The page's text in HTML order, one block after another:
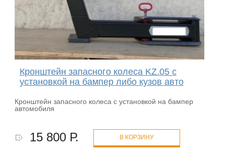
Кронштейн запасного колеса KZ.05 с
установкой на бампер либо кузов авто
Кронштейн запасного колеса с установкой на бампер
автомобиля
15 800 Р. В КОРЗИНУ